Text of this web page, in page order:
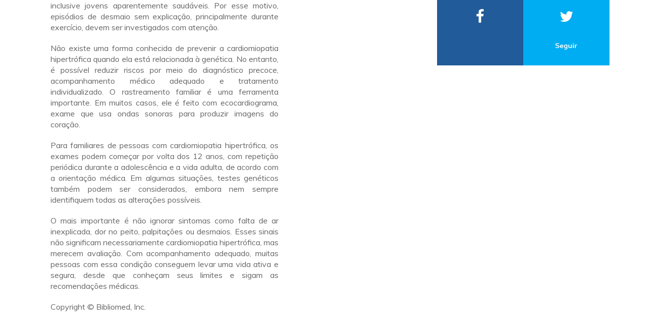
inclusive jovens aparentemente saudáveis. Por esse motivo,
episódios de desmaio sem explicação, principalmente durante
exercício, devem ser investigados com atenção.
Não existe uma forma conhecida de prevenir a cardiomiopatia
hipertrófica quando ela está relacionada à genética. No entanto,
é possível reduzir riscos por meio do diagnóstico precoce,
acompanhamento médico adequado e tratamento
individualizado. O rastreamento familiar é uma ferramenta
importante. Em muitos casos, ele é feito com ecocardiograma,
exame que usa ondas sonoras para produzir imagens do
coração.
Para familiares de pessoas com cardiomiopatia hipertrófica, os
exames podem começar por volta dos 12 anos, com repetição
periódica durante a adolescência e a vida adulta, de acordo com
a orientação médica. Em algumas situações, testes genéticos
também podem ser considerados, embora nem sempre
identifiquem todas as alterações possíveis.
O mais importante é não ignorar sintomas como falta de ar
inexplicada, dor no peito, palpitações ou desmaios. Esses sinais
não significam necessariamente cardiomiopatia hipertrófica, mas
merecem avaliação. Com acompanhamento adequado, muitas
pessoas com essa condição conseguem levar uma vida ativa e
segura, desde que conheçam seus limites e sigam as
recomendações médicas.
Copyright © Bibliomed, Inc.
Seguir